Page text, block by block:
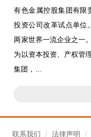
有色金属控股集团有限
投资公司改革试点单位
两家世界一流企业之一
为以资本投资、产权管
集团，…
联系我们 / 法律声明 /